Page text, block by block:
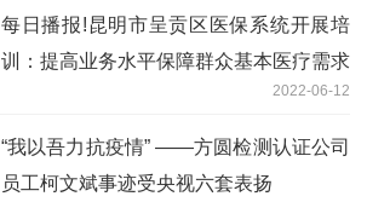
每日播报!昆明市呈贡区医保系统开展培
训：提高业务水平保障群众基本医疗需求
2022-06-12
“我以吾力抗疫情” ——方圆检测认证公司
员工柯文斌事迹受央视六套表扬